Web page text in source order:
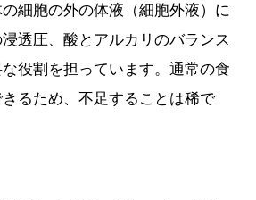
細胞の外の体液（細胞外液）に
透圧、酸とアルカリのバランス
役割を担っています。通常の食
るため、不足することは稀で